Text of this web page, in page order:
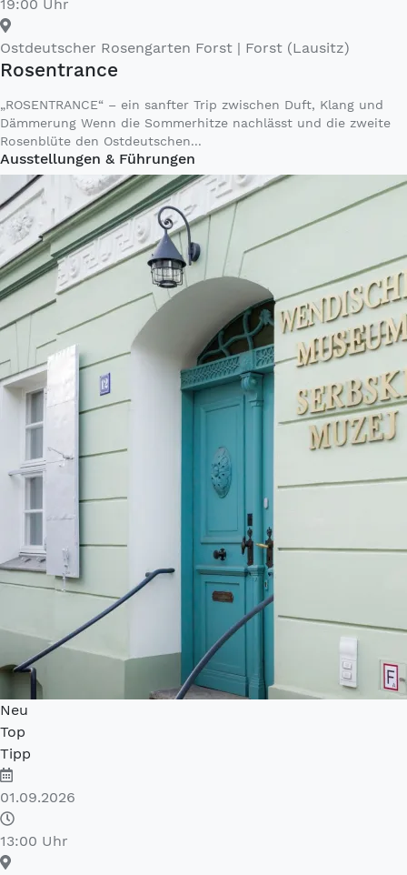
19:00 Uhr
Ostdeutscher Rosengarten Forst | Forst (Lausitz)
Rosentrance
„ROSENTRANCE“ – ein sanfter Trip zwischen Duft, Klang und
Dämmerung Wenn die Sommerhitze nachlässt und die zweite
Rosenblüte den Ostdeutschen...
Ausstellungen & Führungen
Neu
Top
Tipp
01.09.2026
13:00 Uhr